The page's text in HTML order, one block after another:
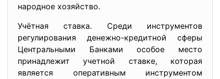
народное хозяйство.
Учётная ставка. Среди инструментов
регулирования денежно-кредитной сферы
Центральными Банками особое место
принадлежит учетной ставке, которая
является оперативным инструментом